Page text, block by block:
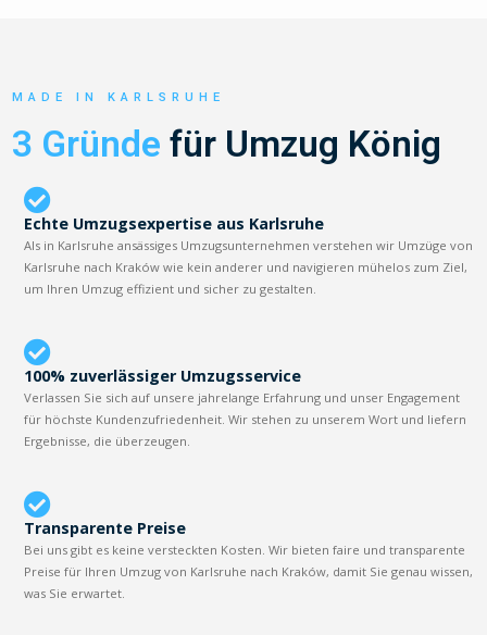
MADE IN KARLSRUHE
3 Gründe für Umzug König
Echte Umzugsexpertise aus Karlsruhe
Als in Karlsruhe ansässiges Umzugsunternehmen verstehen wir Umzüge von
Karlsruhe nach Kraków wie kein anderer und navigieren mühelos zum Ziel,
um Ihren Umzug effizient und sicher zu gestalten.
100% zuverlässiger Umzugsservice
Verlassen Sie sich auf unsere jahrelange Erfahrung und unser Engagement
für höchste Kundenzufriedenheit. Wir stehen zu unserem Wort und liefern
Ergebnisse, die überzeugen.
Transparente Preise
Bei uns gibt es keine versteckten Kosten. Wir bieten faire und transparente
Preise für Ihren Umzug von Karlsruhe nach Kraków, damit Sie genau wissen,
was Sie erwartet.